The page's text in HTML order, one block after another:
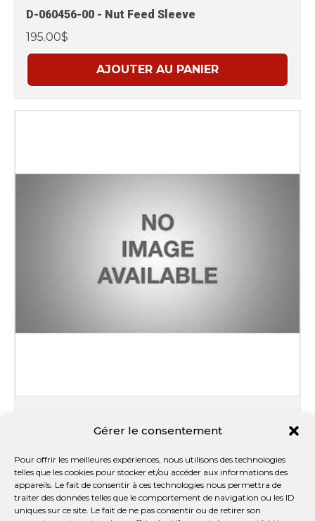
Gérer le consentement
Pour offrir les meilleures expériences, nous utilisons des technologies
telles que les cookies pour stocker et/ou accéder aux informations des
appareils. Le fait de consentir à ces technologies nous permettra de
traiter des données telles que le comportement de navigation ou les ID
uniques sur ce site. Le fait de ne pas consentir ou de retirer son
D-060456-00 - Nut Feed Sleeve
195.00$
AJOUTER AU PANIER
AJOUTER AU PANIER